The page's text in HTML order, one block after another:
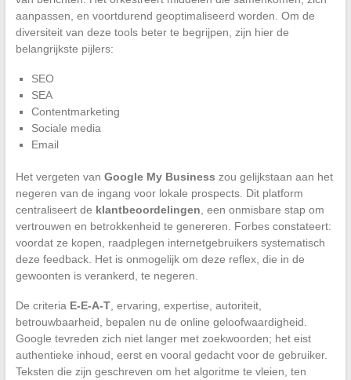
aanpassen, en voortdurend geoptimaliseerd worden. Om de
diversiteit van deze tools beter te begrijpen, zijn hier de
belangrijkste pijlers:
SEO
SEA
Contentmarketing
Sociale media
Email
Het vergeten van Google My Business zou gelijkstaan aan het
negeren van de ingang voor lokale prospects. Dit platform
centraliseert de klantbeoordelingen , een onmisbare stap om
vertrouwen en betrokkenheid te genereren. Forbes constateert:
voordat ze kopen, raadplegen internetgebruikers systematisch
deze feedback. Het is onmogelijk om deze reflex, die in de
gewoonten is verankerd, te negeren.
De criteria E-E-A-T, ervaring, expertise, autoriteit,
betrouwbaarheid, bepalen nu de online geloofwaardigheid.
Google tevreden zich niet langer met zoekwoorden; het eist
authentieke inhoud, eerst en vooral gedacht voor de gebruiker.
Teksten die zijn geschreven om het algoritme te vleien, ten